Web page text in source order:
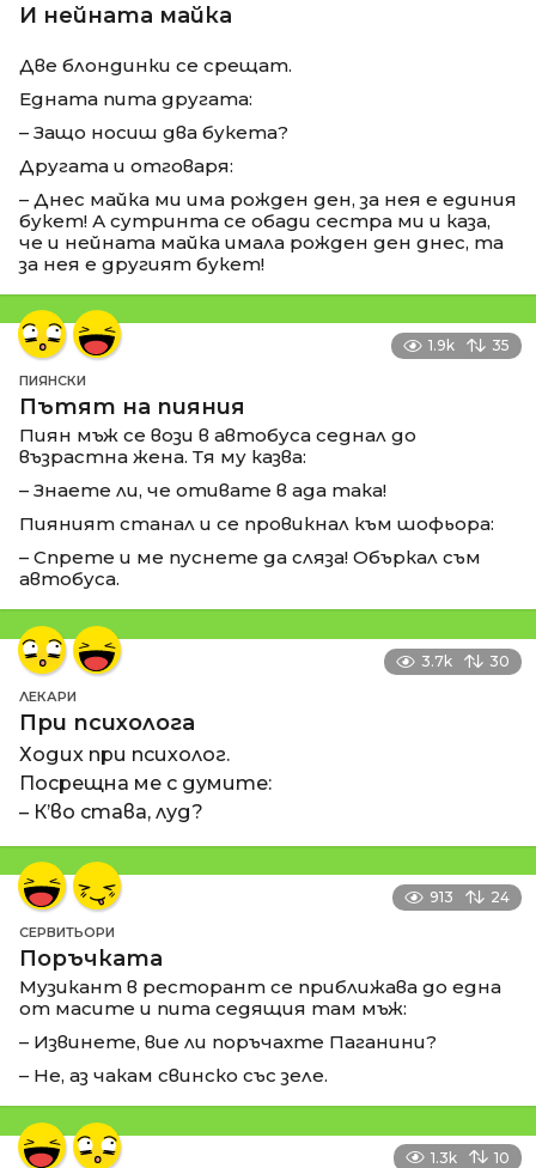
И нейната майка
Две блондинки се срещат.
Едната пита другата:
– Защо носиш два букета?
Другата и отговаря:
– Днес майка ми има рожден ден, за нея е единия
букет! А сутринта се обади сестра ми и каза,
че и нейната майка имала рожден ден днес, та
за нея е другият букет!
1.9k 35
ПИЯНСКИ
Пътят на пияния
Пиян мъж се вози в автобуса седнал до
възрастна жена. Тя му казва:
– Знаете ли, че отивате в ада така!
Пияният станал и се провикнал към шофьора:
– Спрете и ме пуснете да сляза! Объркал съм
автобуса.
3.7k 30
ЛЕКАРИ
При психолога
Ходих при психолог.
Посрещна ме с думите:
– К’во става, луд?
913 24
СЕРВИТЬОРИ
Поръчката
Музикант в ресторант се приближава до една
от масите и пита седящия там мъж:
– Извинете, вие ли поръчахте Паганини?
– Не, аз чакам свинско със зеле.
1.3k 10